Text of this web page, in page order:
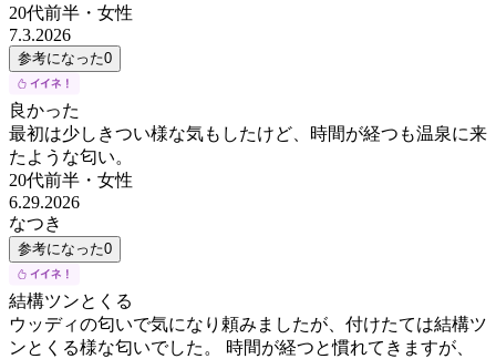
20代前半 ・ 女性
7.3.2026
参考になった0
良かった
最初は少しきつい様な気もしたけど、時間が経つも温泉に来
たような匂い。
20代前半 ・ 女性
6.29.2026
なつき
参考になった0
結構ツンとくる
ウッディの匂いで気になり頼みましたが、付けたては結構ツ
ンとくる様な匂いでした。 時間が経つと慣れてきますが、